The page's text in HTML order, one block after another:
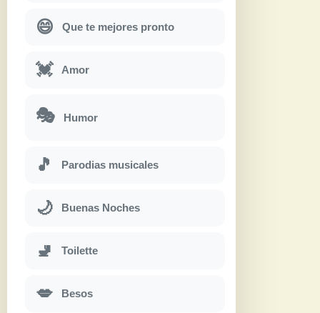
😄 Que te mejores pronto
💓 Amor
🎭 Humor
🎵 Parodias musicales
🌙 Buenas Noches
🚽 Toilette
💋 Besos